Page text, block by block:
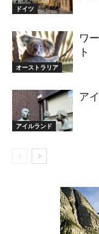
ドイツ
オーストラリア
ワ
ト
アイルランド
ア